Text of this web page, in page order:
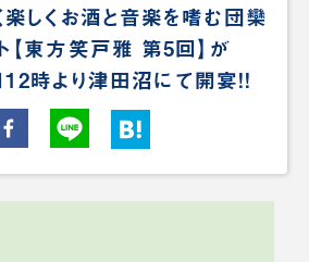
楽しくお酒と音楽を嗜む団欒
【東方笑戸雅 第5回】が
時より津田沼にて開宴！！